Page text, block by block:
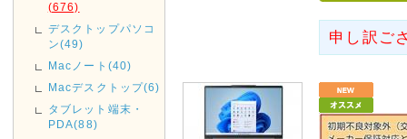
(676)
デスクトップパソコ
ン(49)
Macノート(40)
Macデスクトップ(6)
タブレット端末・
PDA(88)
みずほ銀行取扱い終了のお
みずほ銀行取扱い終了いたし
2019年04月12日
GWの休業日
申し訳ご